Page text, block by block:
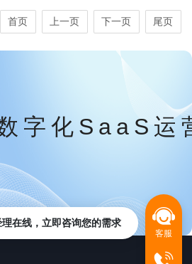
首页 上一页 下一页 尾页
字化SaaS运
客服
理在线，立即咨询您的需求